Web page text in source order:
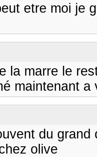
etre moi je
la marre le
maintenant a
du
olive